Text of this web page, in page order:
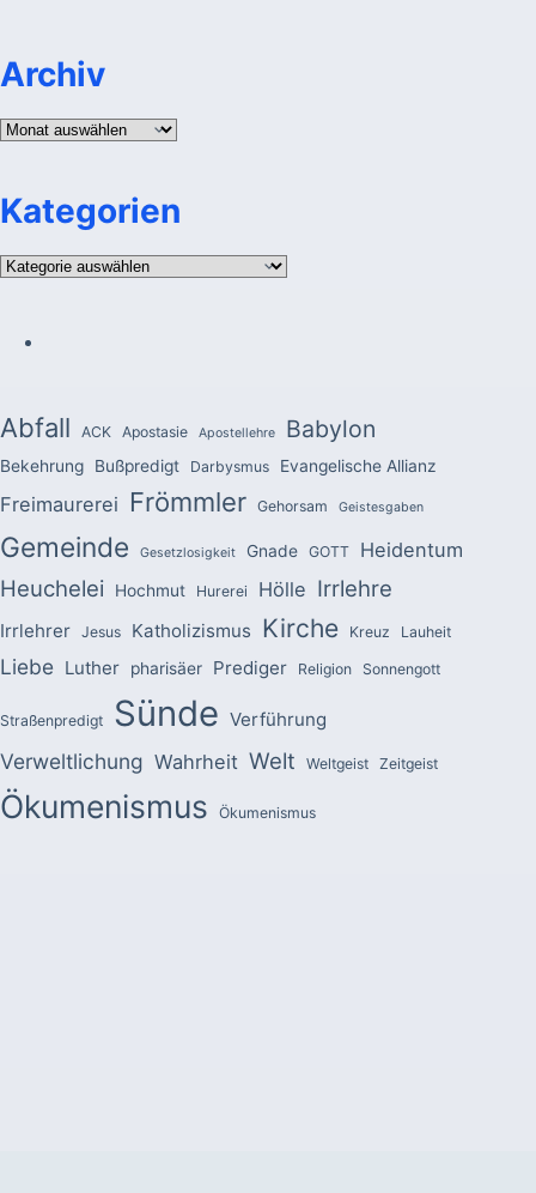
Archiv
Archiv
Kategorien
Kategorien
Abfall ACK Apostasie Apostellehre Babylon
Bekehrung Bußpredigt Darbysmus Evangelische Allianz
Freimaurerei Frömmler Gehorsam Geistesgaben
Gemeinde Gesetzlosigkeit Gnade GOTT Heidentum
Heuchelei Hochmut Hurerei Hölle Irrlehre
Irrlehrer Jesus Katholizismus Kirche Kreuz Lauheit
Liebe Luther pharisäer Prediger Religion Sonnengott
Straßenpredigt Sünde Verführung
Verweltlichung Wahrheit Welt Weltgeist Zeitgeist
Ökumenismus Ökumenismus